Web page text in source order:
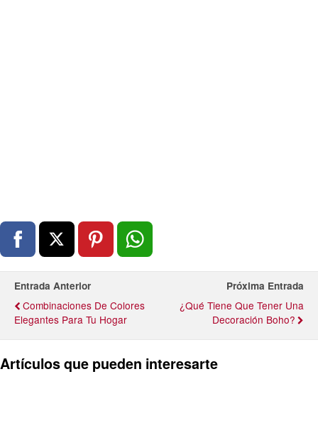
Entrada Anterior
Combinaciones De Colores
Elegantes Para Tu Hogar
Próxima Entrada
¿Qué Tiene Que Tener Una
Decoración Boho?
Artículos que pueden interesarte